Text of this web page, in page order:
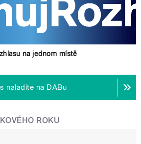
na jednom místě
naladíte na DABu
ROKU